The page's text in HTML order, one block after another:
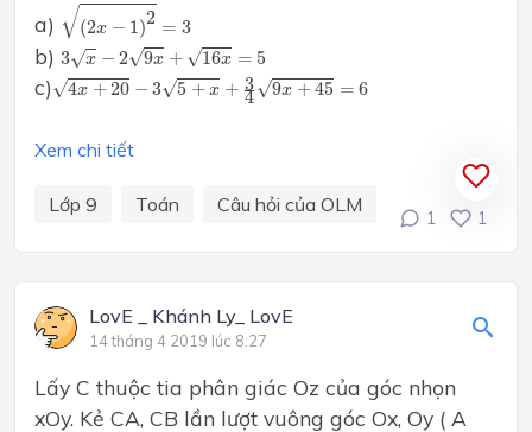
a) √(2x − 1)2 = 3
b) 3√x − 2√9x + √16x = 5
3 −2 x +16
c)√4x +20 − 3√5 + x + 3
4√9x +45 = 6
x+20−3 +x +349x + 45 =6
Xem chi tiết
Lớp 9 Toán Câu hỏi của OLM
1 1
LovE _ Khánh Ly_ LovE
14 tháng 4 2019 lúc 8:27
Lấy C thuộc tia phân giác Oz của góc nhọn
xOy. Kẻ CA, CB lần lượt vuông góc Ox, Oy ( A